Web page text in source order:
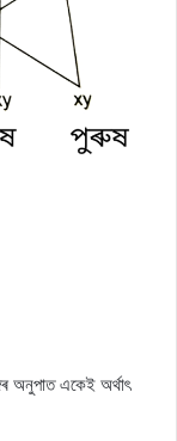
অনুপাত একেই অর্থাৎ